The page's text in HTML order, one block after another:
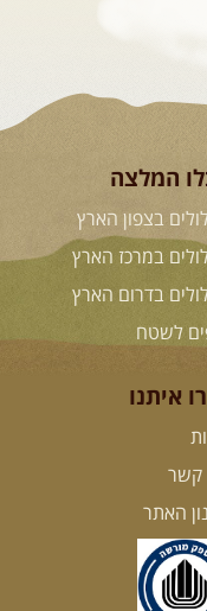
המלצה
בצפון הארץ
במרכז הארץ
בדרום הארץ
לשטח
איתנו
קשר
האתר